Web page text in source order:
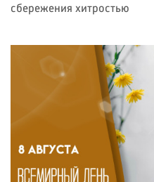
сбережения хитростью